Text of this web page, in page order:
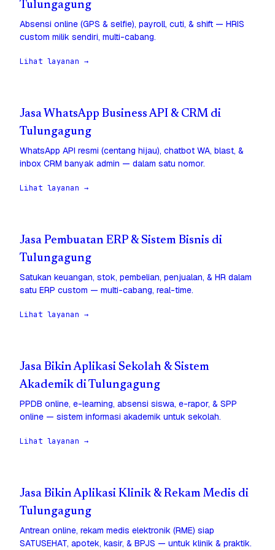
Tulungagung
Absensi online (GPS & selfie), payroll, cuti, & shift — HRIS
custom milik sendiri, multi-cabang.
Lihat layanan →
Jasa WhatsApp Business API & CRM di
Tulungagung
WhatsApp API resmi (centang hijau), chatbot WA, blast, &
inbox CRM banyak admin — dalam satu nomor.
Lihat layanan →
Jasa Pembuatan ERP & Sistem Bisnis di
Tulungagung
Satukan keuangan, stok, pembelian, penjualan, & HR dalam
satu ERP custom — multi-cabang, real-time.
Lihat layanan →
Jasa Bikin Aplikasi Sekolah & Sistem
Akademik di Tulungagung
PPDB online, e-learning, absensi siswa, e-rapor, & SPP
online — sistem informasi akademik untuk sekolah.
Lihat layanan →
Jasa Bikin Aplikasi Klinik & Rekam Medis di
Tulungagung
Antrean online, rekam medis elektronik (RME) siap
SATUSEHAT, apotek, kasir, & BPJS — untuk klinik & praktik.